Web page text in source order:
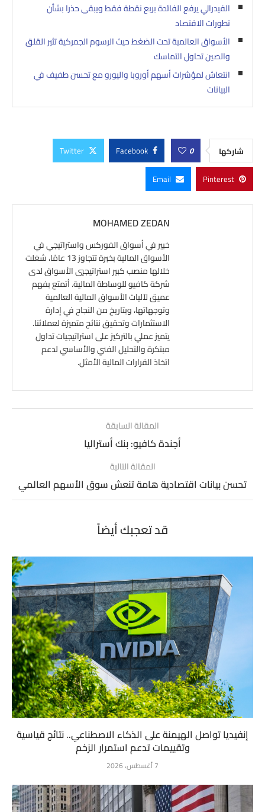
الفيدرالي يرفع الفائدة بربع نقطة فقط ويبقى حذرا بشأن
تطورات الاقتصاد
الأسواق العالمية تحت الضغط حيث الرسوم الجمركية تثير القلق
والصين تحاول التماسك
انتعاش لمؤشرات أسهم أوروبا واليورو مع تحسن طفيف في
البيانات
شاركها 0
Facebook
Twitter
Pinterest
Email
MOHAMED ZEDAN
خبير في أسواق الفوركس واستراتيجي في
الأسواق المالية بخبرة تتجاوز 13 عامًا، شغلت
خلالها منصب كبير استراتيجيي الأسواق لدى
شركة كافيو للوساطة المالية. أتمتع بفهم
عميق لآليات الأسواق المالية العالمية
وتوجهاتها، وبتاريخ من النجاح في إدارة
الاستثمارات وتحقيق نتائج متميزة لعملائنا.
يتميز عملي بالتركيز على استراتيجيات تداول
مبتكرة والتحليل الفني والأساسي لدعم
اتخاذ القرارات المالية الأمثل.
المقالة السابقة
أجندة كافيو: بنك أستراليا
المقالة التالية
تحسن بيانات اقتصادية هامة تنعش سوق الأسهم العالمي
قد تعجبك أيضاً
إنفيديا تواصل الهيمنة على الذكاء الاصطناعي.. نتائج قياسية
وتقييمات تدعم استمرار الزخم
7 أغسطس، 2026